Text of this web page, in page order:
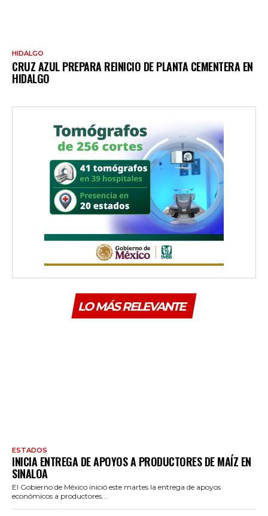
HIDALGO
CRUZ AZUL PREPARA REINICIO DE PLANTA CEMENTERA EN
HIDALGO
LO MÁS RELEVANTE
ESTADOS
INICIA ENTREGA DE APOYOS A PRODUCTORES DE MAÍZ EN
SINALOA
El Gobierno de México inició este martes la entrega de apoyos
económicos a productores...